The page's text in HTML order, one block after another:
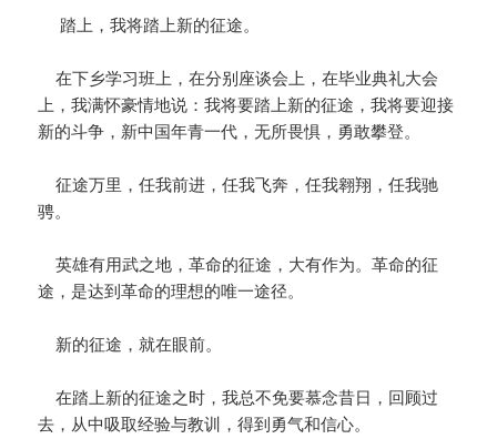
踏上，我将踏上新的征途。
在下乡学习班上，在分别座谈会上，在毕业典礼大会
上，我满怀豪情地说：我将要踏上新的征途，我将要迎接
新的斗争，新中国年青一代，无所畏惧，勇敢攀登。
征途万里，任我前进，任我飞奔，任我翱翔，任我驰
骋。
英雄有用武之地，革命的征途，大有作为。革命的征
途，是达到革命的理想的唯一途径。
新的征途，就在眼前。
在踏上新的征途之时，我总不免要慕念昔日，回顾过
去，从中吸取经验与教训，得到勇气和信心。